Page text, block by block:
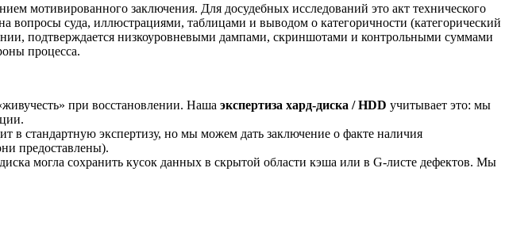
мотивированного заключения. Для досудебных исследований это акт технического
суда, иллюстрациями, таблицами и выводом о категоричности (категорический
подтверждается низкоуровневыми дампами, скриншотами и контрольными суммами
процесса.
при восстановлении. Наша экспертиза хард-диска / HDD учитывает это: мы
стандартную экспертизу, но мы можем дать заключение о факте наличия
предоставлены).
могла сохранить кусок данных в скрытой области кэша или в G-листе дефектов. Мы